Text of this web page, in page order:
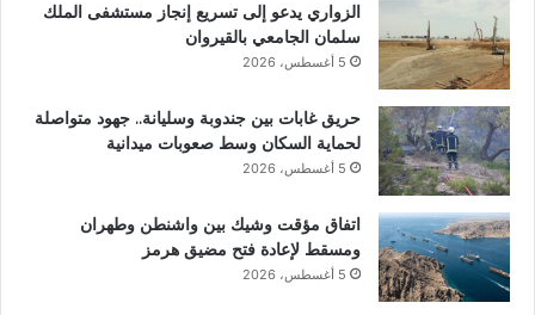
الزواري يدعو إلى تسريع إنجاز مستشفى الملك
سلمان الجامعي بالقيروان
5 أغسطس، 2026
حريق غابات بين جندوبة وسليانة.. جهود متواصلة
لحماية السكان وسط صعوبات ميدانية
5 أغسطس، 2026
اتفاق مؤقت وشيك بين واشنطن وطهران
ومسقط لإعادة فتح مضيق هرمز
5 أغسطس، 2026